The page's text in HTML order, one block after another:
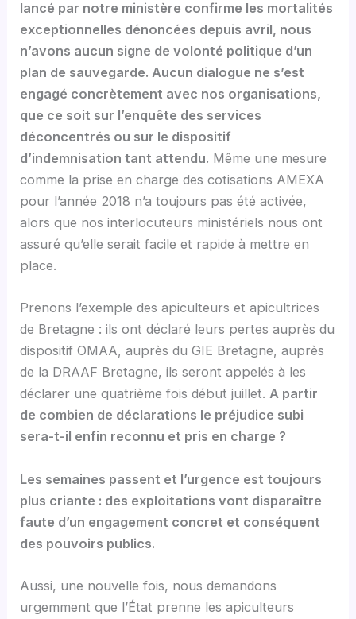
lancé par notre ministère confirme les mortalités
exceptionnelles dénoncées depuis avril, nous
n’avons aucun signe de volonté politique d’un
plan de sauvegarde. Aucun dialogue ne s’est
engagé concrètement avec nos organisations,
que ce soit sur l’enquête des services
déconcentrés ou sur le dispositif
d’indemnisation tant attendu. Même une mesure
comme la prise en charge des cotisations AMEXA
pour l’année 2018 n’a toujours pas été activée,
alors que nos interlocuteurs ministériels nous ont
assuré qu’elle serait facile et rapide à mettre en
place.
Prenons l’exemple des apiculteurs et apicultrices
de Bretagne : ils ont déclaré leurs pertes auprès du
dispositif OMAA, auprès du GIE Bretagne, auprès
de la DRAAF Bretagne, ils seront appelés à les
déclarer une quatrième fois début juillet.A partir
de combien de déclarations le préjudice subi
sera-t-il enfin reconnu et pris en charge ?
Les semaines passent et l’urgence est toujours
plus criante : des exploitations vont disparaître
faute d’un engagement concret et conséquent
des pouvoirs publics.
Aussi, une nouvelle fois, nous demandons
urgemment que l’État prenne les apiculteurs